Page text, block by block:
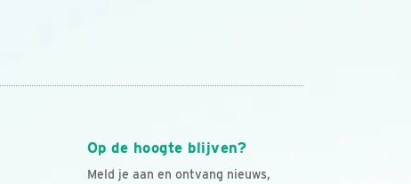
Op de hoogte blijven?
Meld je aan en ontvang nieuws,